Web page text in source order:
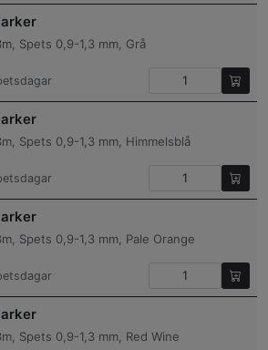
Spets 0,9-1,3 mm, Grå
Spets 0,9-1,3 mm, Himmelsblå
Spets 0,9-1,3 mm, Pale Orange
Spets 0,9-1,3 mm, Red Wine